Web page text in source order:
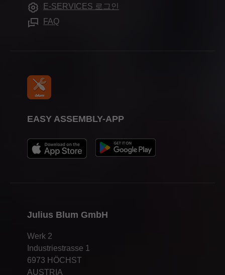
Julius Blum GmbH
Werk 2
Industriestrasse 1
6973 HÖCHST
AUSTRIA
EASY ASSEMBLY-APP
E-SERVICES 로그인
FAQ